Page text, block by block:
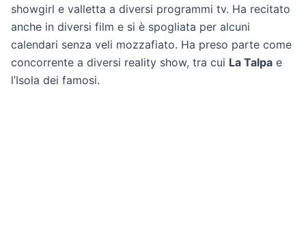
showgirl e valletta a diversi programmi tv. Ha recitato
anche in diversi film e si è spogliata per alcuni
calendari senza veli mozzafiato. Ha preso parte come
concorrente a diversi reality show, tra cui La Talpa e
l’Isola dei famosi.